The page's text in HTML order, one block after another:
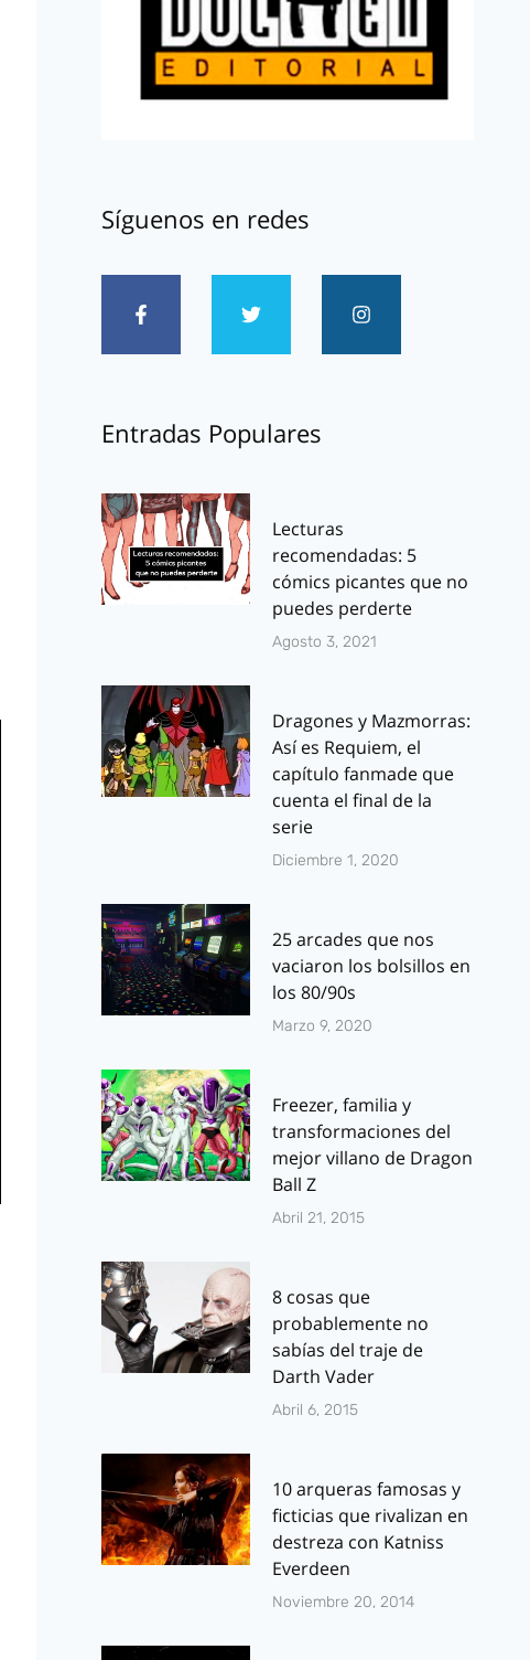
Síguenos en redes
Entradas Populares
Lecturas
recomendadas: 5
cómics picantes que no
puedes perderte
Agosto 3, 2021
Dragones y Mazmorras:
Así es Requiem, el
capítulo fanmade que
cuenta el final de la
serie
Diciembre 1, 2020
25 arcades que nos
vaciaron los bolsillos en
los 80/90s
Marzo 9, 2020
Freezer, familia y
transformaciones del
mejor villano de Dragon
Ball Z
Abril 21, 2015
8 cosas que
probablemente no
sabías del traje de
Darth Vader
Abril 6, 2015
10 arqueras famosas y
ficticias que rivalizan en
destreza con Katniss
Everdeen
Noviembre 20, 2014